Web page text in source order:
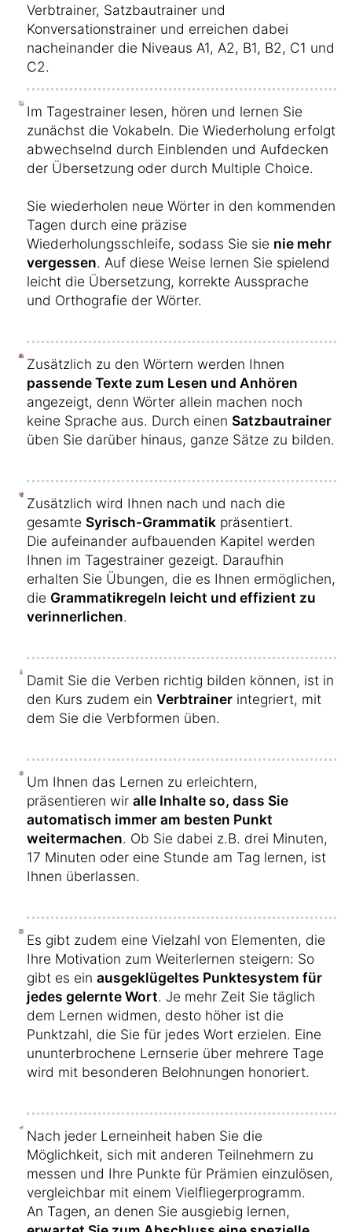
Verbtrainer, Satzbautrainer und
Konversationstrainer und erreichen dabei
nacheinander die Niveaus A1, A2, B1, B2, C1 und
C2.
Im Tagestrainer lesen, hören und lernen Sie
zunächst die Vokabeln. Die Wiederholung erfolgt
abwechselnd durch Einblenden und Aufdecken
der Übersetzung oder durch Multiple Choice.
Sie wiederholen neue Wörter in den kommenden
Tagen durch eine präzise
Wiederholungsschleife, sodass Sie sie nie mehr
vergessen. Auf diese Weise lernen Sie spielend
leicht die Übersetzung, korrekte Aussprache
und Orthografie der Wörter.
Zusätzlich zu den Wörtern werden Ihnen
passende Texte zum Lesen und Anhören
angezeigt, denn Wörter allein machen noch
keine Sprache aus. Durch einen Satzbautrainer
üben Sie darüber hinaus, ganze Sätze zu bilden.
Zusätzlich wird Ihnen nach und nach die
gesamte Syrisch-Grammatik präsentiert.
Die aufeinander aufbauenden Kapitel werden
Ihnen im Tagestrainer gezeigt. Daraufhin
erhalten Sie Übungen, die es Ihnen ermöglichen,
die Grammatikregeln leicht und effizient zu
verinnerlichen.
Damit Sie die Verben richtig bilden können, ist in
den Kurs zudem ein Verbtrainer integriert, mit
dem Sie die Verbformen üben.
Um Ihnen das Lernen zu erleichtern,
präsentieren wir alle Inhalte so, dass Sie
automatisch immer am besten Punkt
weitermachen. Ob Sie dabei z.B. drei Minuten,
17 Minuten oder eine Stunde am Tag lernen, ist
Ihnen überlassen.
Es gibt zudem eine Vielzahl von Elementen, die
Ihre Motivation zum Weiterlernen steigern: So
gibt es ein ausgeklügeltes Punktesystem für
jedes gelernte Wort. Je mehr Zeit Sie täglich
dem Lernen widmen, desto höher ist die
Punktzahl, die Sie für jedes Wort erzielen. Eine
ununterbrochene Lernserie über mehrere Tage
wird mit besonderen Belohnungen honoriert.
Nach jeder Lerneinheit haben Sie die
Möglichkeit, sich mit anderen Teilnehmern zu
messen und Ihre Punkte für Prämien einzulösen,
vergleichbar mit einem Vielfliegerprogramm.
An Tagen, an denen Sie ausgiebig lernen,